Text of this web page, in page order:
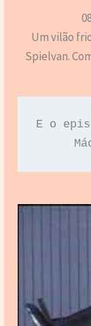
Um vilão
Spielvan.
E o